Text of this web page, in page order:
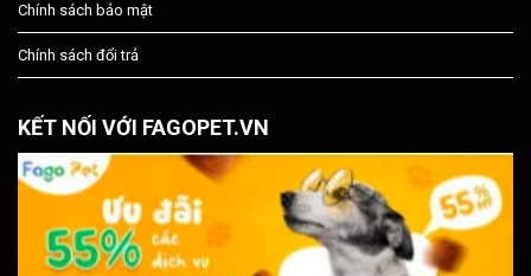
Chính sách bảo mật
Chính sách đổi trả
KẾT NỐI VỚI FAGOPET.VN